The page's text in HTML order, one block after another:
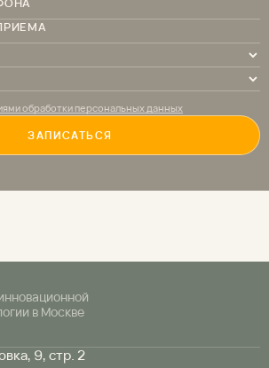
обработки персональных данных
ЗАПИСАТЬСЯ
в Москве
9, стр. 2